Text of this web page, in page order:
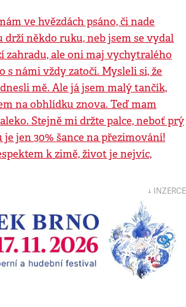
ve hvězdách psáno, či nade
drží někdo ruku, neb jsem se vydal
zahradu, ale oni maj vychytralého
s námi vždy zatočí. Mysleli si, že
mě. Ale já jsem malý tančík,
na obhlídku znova. Teď mam
Stejně mi držte palce, neboť prý
jen 30% šance na přezimování!
k zimě, život je nejvíc,
↓ INZERCE